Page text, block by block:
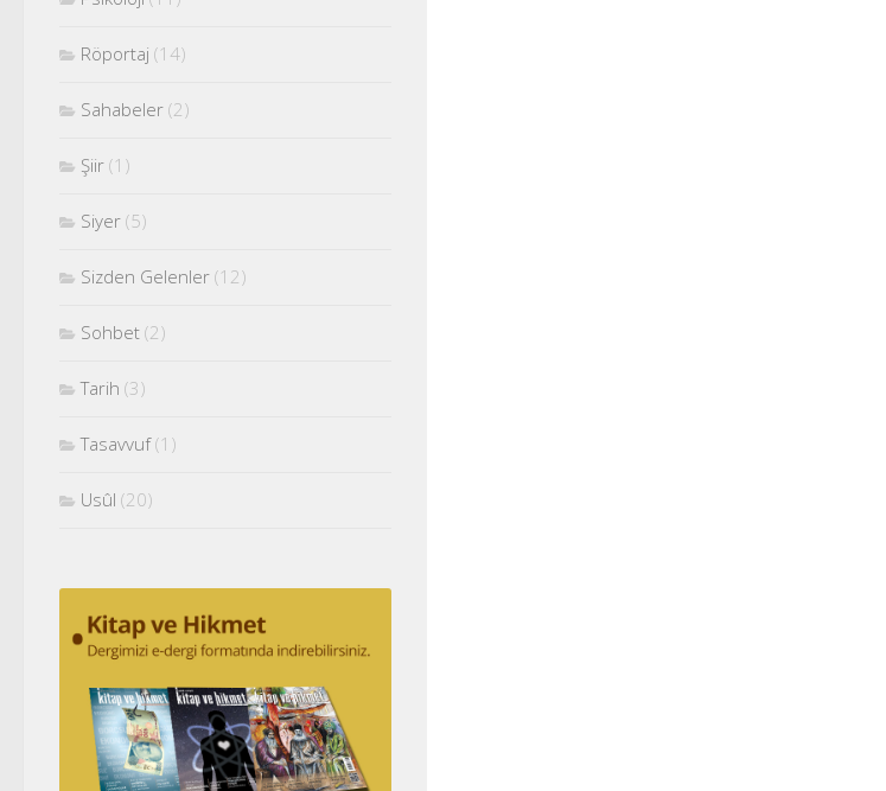
Röportaj (14)
Sahabeler (2)
Şiir (1)
Siyer (5)
Sizden Gelenler (12)
Sohbet (2)
Tarih (3)
Tasavvuf(1)
Usûl (20)